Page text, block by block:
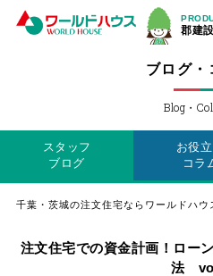
郡建
ブログ・
Blog・
スタッフ
ブログ
お役
コラ
千葉・茨城の注文住宅ならワールドハ
注文住宅での資金計画！ロー
法